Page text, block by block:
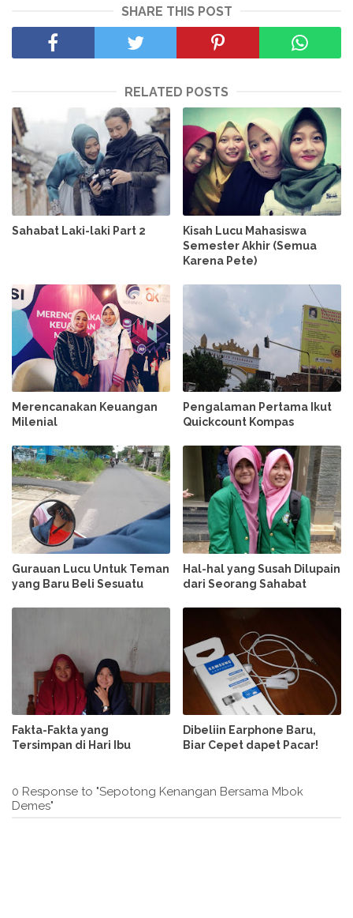
SHARE THIS POST
RELATED POSTS
Sahabat Laki-laki Part 2
Kisah Lucu Mahasiswa
Semester Akhir (Semua
Karena Pete)
Merencanakan Keuangan
Milenial
Pengalaman Pertama Ikut
Quickcount Kompas
Gurauan Lucu Untuk Teman
yang Baru Beli Sesuatu
Hal-hal yang Susah Dilupain
dari Seorang Sahabat
Fakta-Fakta yang
Tersimpan di Hari Ibu
Dibeliin Earphone Baru,
Biar Cepet dapet Pacar!
0 Response to "Sepotong Kenangan Bersama Mbok
Demes"